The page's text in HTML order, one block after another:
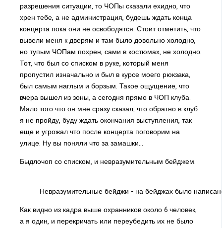
разрешения ситуации, то ЧОПы сказали ехидно, что
хрен тебе, а не администрация, будешь ждать конца
концерта пока они не освободятся. Стоит отметить, что
вывели меня к дверям и там было довольно холодно,
но тупым ЧОПам похрен, сами в костюмах, не холодно.
Тот, что был со списком в руке, который меня
пропустил изначально и был в курсе моего рюкзака,
был самым наглым и борзым. Такое ощущение, что
вчера вышел из зоны, а сегодня прямо в ЧОП клуба.
Мало того что он мне сразу сказал, что обратно в клуб
я не пройду, буду ждать окончания выступления, так
еще и угрожал что после концерта поговорим на
улице. Ну вы поняли что за замашки...
Быдлочоп со списком, и невразумительным бейджем.
Невразумительные бейджи - на бейджах было
Как видно из кадра выше охранников около 6 человек,
а я один, и перекричать или переубедить их не было